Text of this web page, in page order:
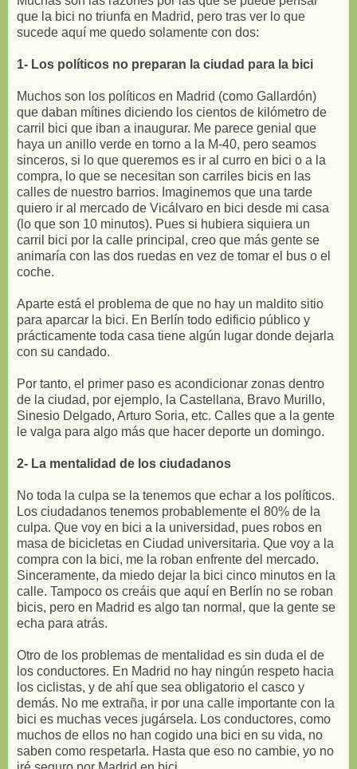
que la bici no triunfa en Madrid, pero tras ver lo que
sucede aquí me quedo solamente con dos:
1- Los políticos no preparan la ciudad para la bici
Muchos son los políticos en Madrid (como Gallardón)
que daban mítines diciendo los cientos de kilómetro de
carril bici que iban a inaugurar. Me parece genial que
haya un anillo verde en torno a la M-40, pero seamos
sinceros, si lo que queremos es ir al curro en bici o a la
compra, lo que se necesitan son carriles bicis en las
calles de nuestro barrios. Imaginemos que una tarde
quiero ir al mercado de Vicálvaro en bici desde mi casa
(lo que son 10 minutos). Pues si hubiera siquiera un
carril bici por la calle principal, creo que más gente se
animaría con las dos ruedas en vez de tomar el bus o el
coche.
Aparte está el problema de que no hay un maldito sitio
para aparcar la bici. En Berlín todo edificio público y
prácticamente toda casa tiene algún lugar donde dejarla
con su candado.
Por tanto, el primer paso es acondicionar zonas dentro
de la ciudad, por ejemplo, la Castellana, Bravo Murillo,
Sinesio Delgado, Arturo Soria, etc. Calles que a la gente
le valga para algo más que hacer deporte un domingo.
2- La mentalidad de los ciudadanos
No toda la culpa se la tenemos que echar a los políticos.
Los ciudadanos tenemos probablemente el 80% de la
culpa. Que voy en bici a la universidad, pues robos en
masa de bicicletas en Ciudad universitaria. Que voy a la
compra con la bici, me la roban enfrente del mercado.
Sinceramente, da miedo dejar la bici cinco minutos en la
calle. Tampoco os creáis que aquí en Berlín no se roban
bicis, pero en Madrid es algo tan normal, que la gente se
echa para atrás.
Otro de los problemas de mentalidad es sin duda el de
los conductores. En Madrid no hay ningún respeto hacia
los ciclistas, y de ahí que sea obligatorio el casco y
demás. No me extraña, ir por una calle importante con la
bici es muchas veces jugársela. Los conductores, como
muchos de ellos no han cogido una bici en su vida, no
saben como respetarla. Hasta que eso no cambie, yo no